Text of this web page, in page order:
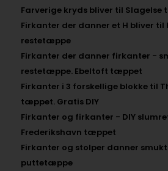
Farverige kryds bliver til Slagelse
Firkanter der danner et H bliver til
restetæppe
Firkanter der danner firkanter -
restetæppe. Ebeltoft tæppet
Firkanter i 3 forskellige blokke til
tæppet. Gratis DIY
Firkanter og firkanter - DIY
Frederikshavn tæppet
Firkanter og stolper danner smukt
puttetæppe